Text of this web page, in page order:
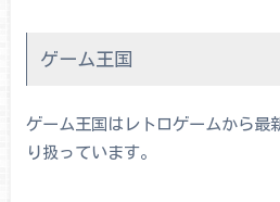
ゲーム王国
ゲーム王国はレトロゲームから最
り扱っています。